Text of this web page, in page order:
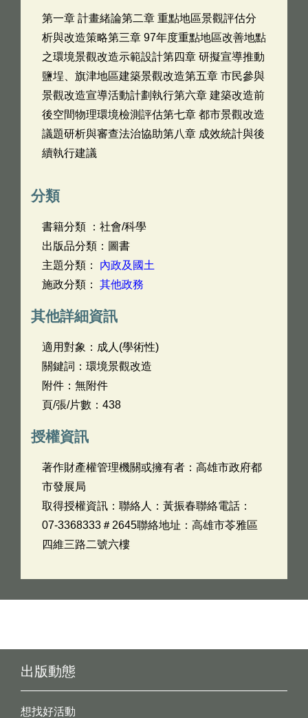
第一章 計畫緒論第二章 重點地區景觀評估分
析與改造策略第三章 97年度重點地區改善地點
之環境景觀改造示範設計第四章 研擬宣導推動
鹽埕、旗津地區建築景觀改造第五章 市民參與
景觀改造宣導活動計劃執行第六章 建築改造前
後空間物理環境檢測評估第七章 都市景觀改造
議題研析與審查法治協助第八章 成效統計與後
續執行建議
分類
書籍分類 ：社會/科學
出版品分類：圖書
主題分類： 內政及國土
施政分類： 其他政務
其他詳細資訊
適用對象：成人(學術性)
關鍵詞：環境景觀改造
附件：無附件
頁/張/片數：438
授權資訊
著作財產權管理機關或擁有者：高雄市政府都
市發展局
取得授權資訊：聯絡人：黃振春聯絡電話：
07-3368333＃2645聯絡地址：高雄市苓雅區
四維三路二號六樓
出版動態
想找好活動